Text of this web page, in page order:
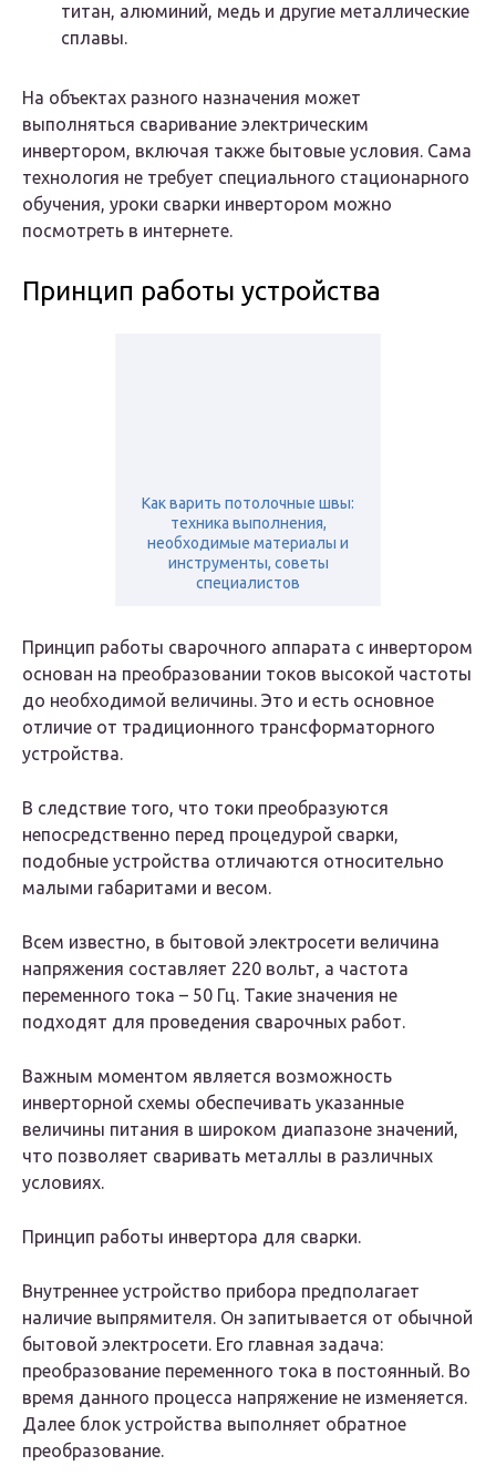
титан, алюминий, медь и другие металлические
сплавы.
На объектах разного назначения может
выполняться сваривание электрическим
инвертором, включая также бытовые условия. Сама
технология не требует специального стационарного
обучения, уроки сварки инвертором можно
посмотреть в интернете.
Принцип работы устройства
Как варить потолочные швы:
техника выполнения,
необходимые материалы и
инструменты, советы
специалистов
Принцип работы сварочного аппарата с инвертором
основан на преобразовании токов высокой частоты
до необходимой величины. Это и есть основное
отличие от традиционного трансформаторного
устройства.
В следствие того, что токи преобразуются
непосредственно перед процедурой сварки,
подобные устройства отличаются относительно
малыми габаритами и весом.
Всем известно, в бытовой электросети величина
напряжения составляет 220 вольт, а частота
переменного тока – 50 Гц. Такие значения не
подходят для проведения сварочных работ.
Важным моментом является возможность
инверторной схемы обеспечивать указанные
величины питания в широком диапазоне значений,
что позволяет сваривать металлы в различных
условиях.
Принцип работы инвертора для сварки.
Внутреннее устройство прибора предполагает
наличие выпрямителя. Он запитывается от обычной
бытовой электросети. Его главная задача:
преобразование переменного тока в постоянный. Во
время данного процесса напряжение не изменяется.
Далее блок устройства выполняет обратное
преобразование.